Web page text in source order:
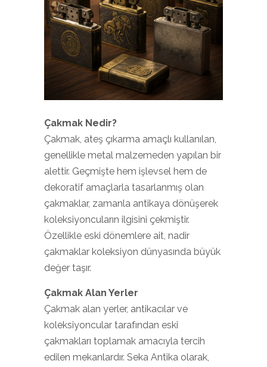
Çakmak Nedir?
Çakmak, ateş çıkarma amaçlı kullanılan,
genellikle metal malzemeden yapılan bir
alettir. Geçmişte hem işlevsel hem de
dekoratif amaçlarla tasarlanmış olan
çakmaklar, zamanla antikaya dönüşerek
koleksiyoncuların ilgisini çekmiştir.
Özellikle eski dönemlere ait, nadir
çakmaklar koleksiyon dünyasında büyük
değer taşır.
Çakmak Alan Yerler
Çakmak alan yerler, antikacılar ve
koleksiyoncular tarafından eski
çakmakları toplamak amacıyla tercih
edilen mekanlardır. Seka Antika olarak,